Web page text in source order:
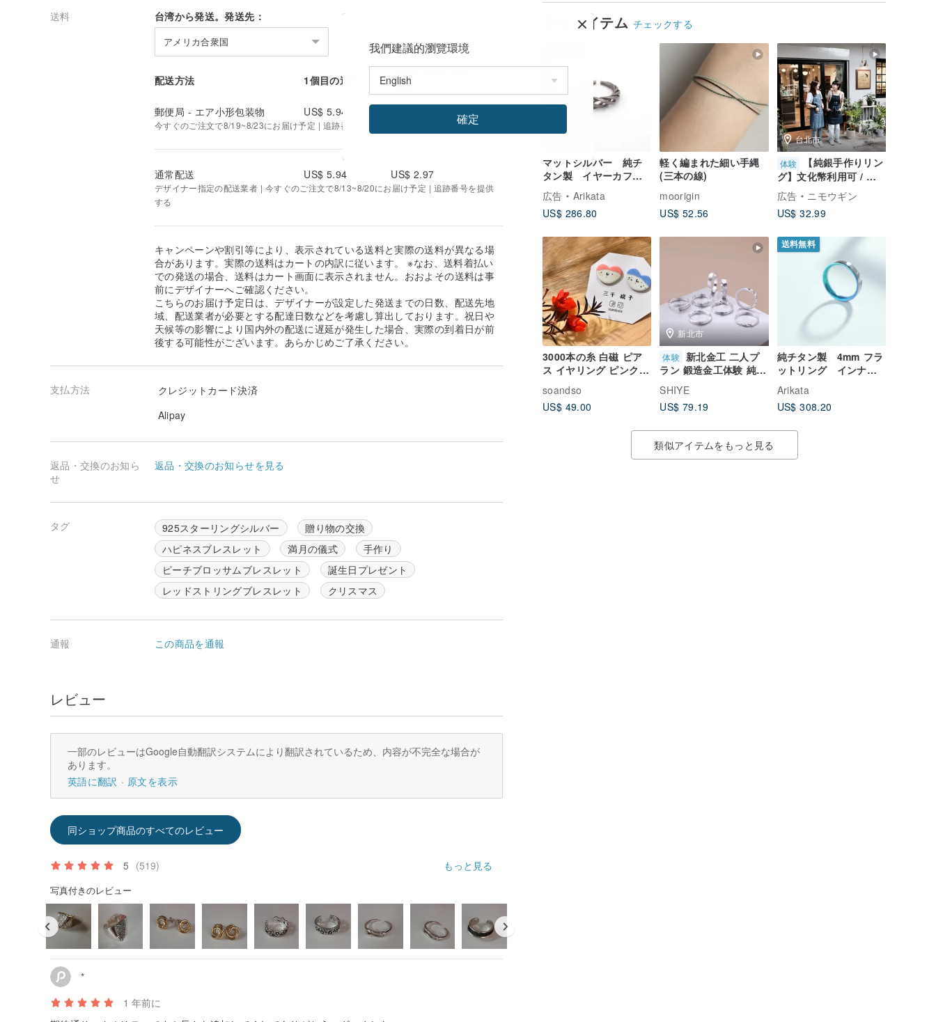
類似アイテム チェックする
マットシルバー 純チ
タン製 イヤーカフに
もなるリング 巡る
広告
Arikata
US$ 286.80
軽く編まれた細い手縄
(三本の線)
moorigin
US$ 52.56
台北市
体験
【純銀手作りリン
グ】文化幣利用可 / 台
北金工 / カスタムギフ
ト / クリスマスに最適
広告
ニモウギン
US$ 32.99
3000本の糸 白磁 ピア
ス イヤリング ピンク/
soandso
US$ 49.00
新北市
体験 新北金工 二人プ
ラン 鍛造金工体験 純銀
SHIYE
US$ 79.19
送料無料
純チタン製 4mm フラ
ットリング インナー
と青空
Arikata
US$ 308.20
類似アイテムをもっと見る
送料 台湾から発送。発送先：
アメリカ合衆国
配送方法 1個目の送料
送料
郵便局 - エア小形包装物
US$ 5.94
今すぐのご注文で8/19~8/23にお届け予定 | 追跡番号を提供する
通常配送 US$ 5.94 US$ 2.97
デザイナー指定の配送業者 | 今すぐのご注文で8/13~8/20にお届け予定 | 追跡番号を提供
する
キャンペーンや割引等により、表示されている送料と実際の送料が異なる場
合があります。実際の送料はカートの内訳に従います。 ※なお、送料着払い
での発送の場合、送料はカート画面に表示されません。おおよその送料は事
前にデザイナーへご確認ください。
こちらのお届け予定日は、デザイナーが設定した発送までの日数、配送先地
域、配送業者が必要とする配達日数などを考慮し算出しております。祝日や
天候等の影響により国内外の配送に遅延が発生した場合、実際の到着日が前
後する可能性がございます。あらかじめご了承ください。
支払方法
クレジットカード決済
Alipay
返品・交換のお知ら
せ
返品・交換のお知らせを見る
タグ 925スターリングシルバー
贈り物の交換
ハピネスブレスレット
満月の儀式
手作り
ピーチブロッサムブレスレット
誕生日プレゼント
レッドストリングブレスレット
クリスマス
通報 この商品を通報
レビュー
一部のレビューはGoogle自動翻訳システムにより翻訳されているため、内容が不完全な場合が
あります。
英語に翻訳
原文を表示
同ショップ商品のすべてのレビュー
5 (519) もっと見る
写真付きのレビュー
*
1 年前に
我們建議的瀏覽環境
確定